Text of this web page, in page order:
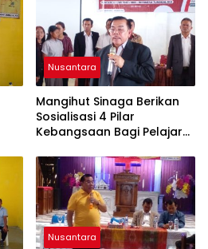
Nusantara
Mangihut Sinaga Berikan
Sosialisasi 4 Pilar
Kebangsaan Bagi Pelajar
Nusantara